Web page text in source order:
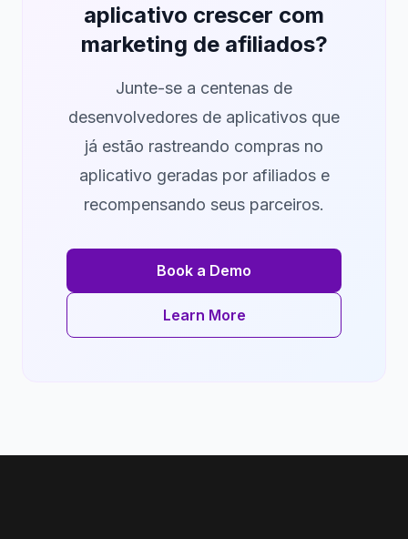
aplicativo crescer com
marketing de afiliados?
Junte-se a centenas de
desenvolvedores de aplicativos que
já estão rastreando compras no
aplicativo geradas por afiliados e
recompensando seus parceiros.
Book a Demo
Learn More